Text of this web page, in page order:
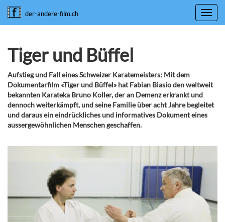
der-andere-film.ch
Tiger und Büffel
Aufstieg und Fall eines Schweizer Karatemeisters: Mit dem
Dokumentarfilm «Tiger und Büffel» hat Fabian Biasio den weltweit
bekannten Karateka Bruno Koller, der an Demenz erkrankt und
dennoch weiterkämpft, und seine Familie über acht Jahre begleitet
und daraus ein eindrückliches und informatives Dokument eines
aussergewöhnlichen Menschen geschaffen.